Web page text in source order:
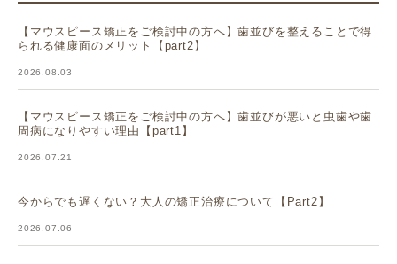
【マウスピース矯正をご検討中の方へ】歯並びを整えることで得
られる健康面のメリット【part2】
2026.08.03
【マウスピース矯正をご検討中の方へ】歯並びが悪いと虫歯や歯
周病になりやすい理由【part1】
2026.07.21
今からでも遅くない？大人の矯正治療について【Part2】
2026.07.06